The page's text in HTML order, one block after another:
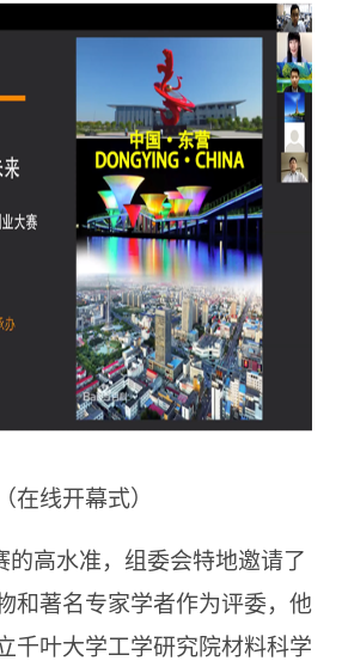
（在线开幕式）
的高水准，组委会特地邀请了
和著名专家学者作为评委，他
千叶大学工学研究院材料科学